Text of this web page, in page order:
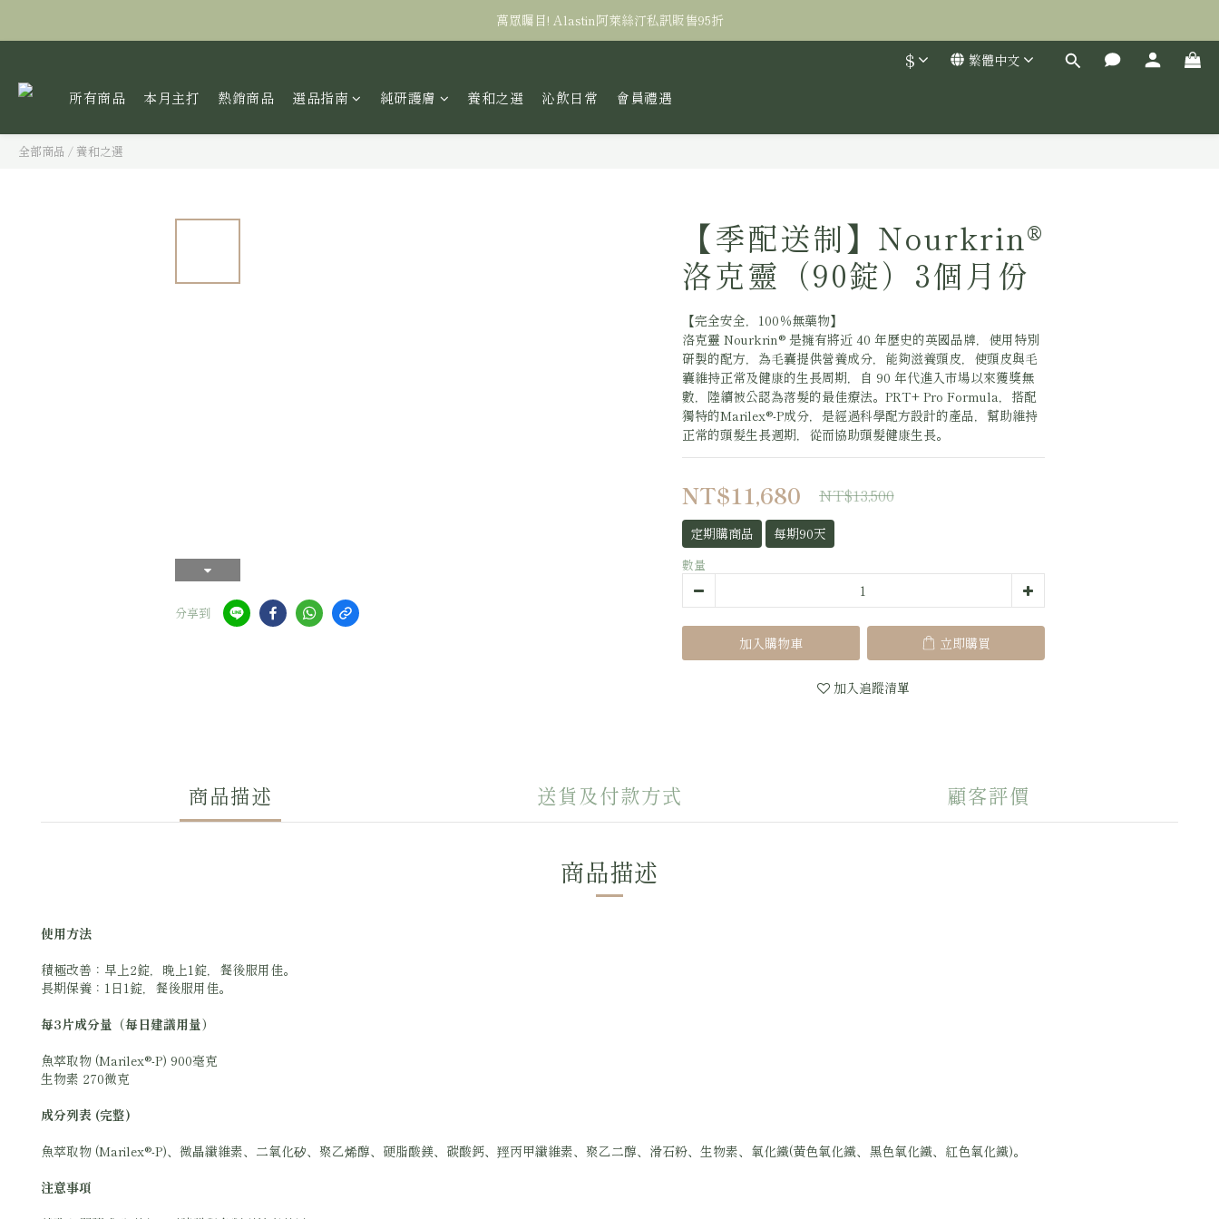
全台滿三千免運！
萬眾矚目! Alastin阿萊絲汀私訊販售95折
$ 繁體中文
所有商品 本月主打 熱銷商品 選品指南 純研護膚 養和之選 沁飲日常 會員禮遇
全部商品 / 養和之選
分享到
【季配送制】Nourkrin®
洛克靈（90錠）3個月份
【完全安全，100％無藥物】
洛克靈 Nourkrin® 是擁有將近 40 年歷史的英國品牌，使用特別
研製的配方，為毛囊提供營養成分，能夠滋養頭皮，使頭皮與毛
囊維持正常及健康的生長周期，自 90 年代進入市場以來獲獎無
數，陸續被公認為落髮的最佳療法。PRT+ Pro Formula，搭配
獨特的Marilex®-P成分，是經過科學配方設計的產品，幫助維持
正常的頭髮生長週期，從而協助頭髮健康生長。
NT$11,680 NT$13,500
定期購商品 每期90天
數量
加入購物車 立即購買
加入追蹤清單
商品描述 送貨及付款方式 顧客評價
商品描述
使用方法
積極改善：早上2錠，晚上1錠，餐後服用佳。
長期保養：1日1錠，餐後服用佳。
每3片成分量（每日建議用量）
魚萃取物 (Marilex®-P) 900毫克
生物素 270微克
成分列表 (完整)
魚萃取物 (Marilex®-P)、微晶纖維素、二氧化矽、聚乙烯醇、硬脂酸鎂、碳酸鈣、羥丙甲纖維素、聚乙二醇、滑石粉、生物素、氧化鐵(黃色氧化鐵、黑色氧化鐵、紅色氧化鐵)。
注意事項